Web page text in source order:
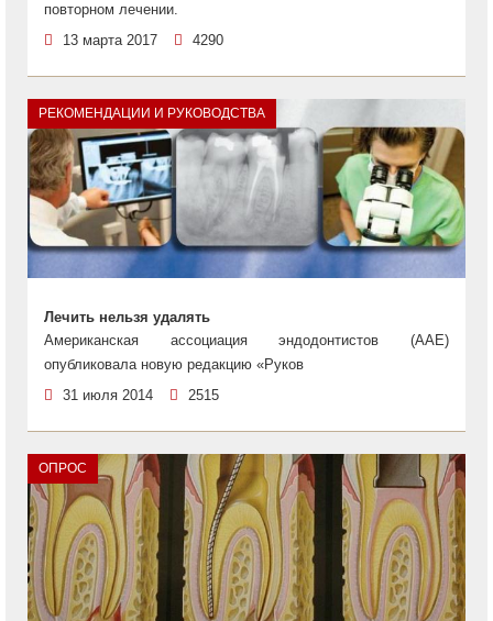
повторном лечении.
13 марта 2017
4290
РЕКОМЕНДАЦИИ И РУКОВОДСТВА
Лечить нельзя удалять
Американская ассоциация эндодонтистов (AAE)
опубликовала новую редакцию «Руков
31 июля 2014
2515
ОПРОС